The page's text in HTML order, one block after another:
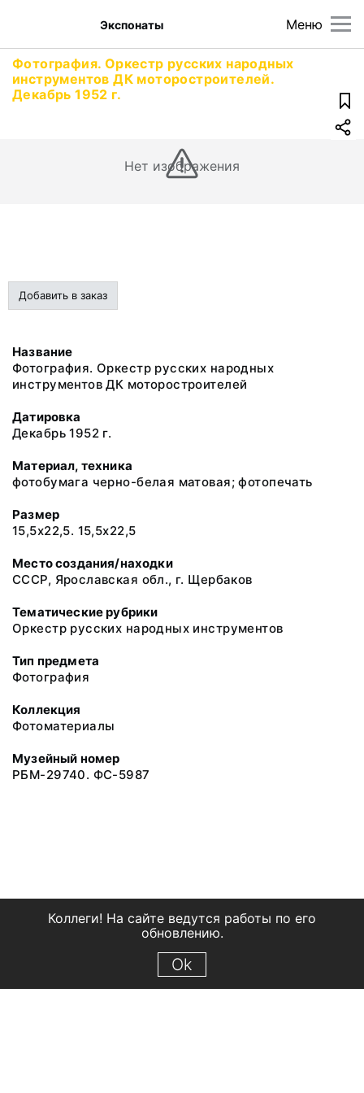
Меню
Экспонаты
Фотография. Оркестр русских народных
инструментов ДК моторостроителей.
Декабрь 1952 г.
Нет изображения
Добавить в заказ
Название
Фотография. Оркестр русских народных
инструментов ДК моторостроителей
Датировка
Декабрь 1952 г.
Материал, техника
фотобумага черно-белая матовая; фотопечать
Размер
15,5х22,5. 15,5х22,5
Место создания/находки
СССР, Ярославская обл., г. Щербаков
Тематические рубрики
Оркестр русских народных инструментов
Тип предмета
Фотография
Коллекция
Фотоматериалы
Музейный номер
РБМ-29740. ФС-5987
Коллеги! На сайте ведутся работы по его
обновлению.
Ok